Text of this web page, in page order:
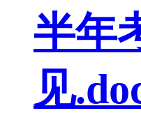
半年
见